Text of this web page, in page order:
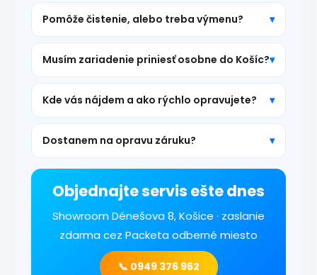
Pomôže čistenie, alebo treba výmenu?
Musím zariadenie priniesť osobne do Košíc?
Kde vás nájdem a ako rýchlo opravujete?
Dostanem na opravu záruku?
Objednajte servis ešte dnes
Showroom Dénešova 8, Košice · zaslanie
zdarma cez Packeta odberné miesto
📞 0949 376 962